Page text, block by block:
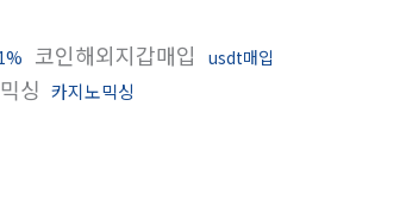
코인해외지갑매입 usdt매입
싱 카지노믹싱